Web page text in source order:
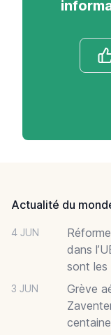
Actualité du
4 JUN
dans
sont les
3 JUN
Grève